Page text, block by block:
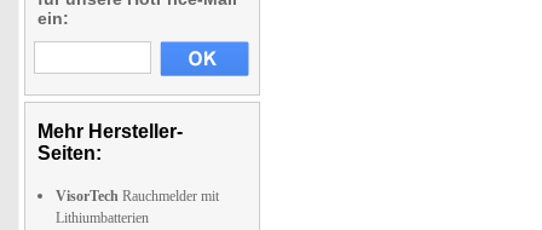
ein:
Mehr Hersteller-
Seiten:
VisorTech Rauchmelder mit
Lithiumbatterien